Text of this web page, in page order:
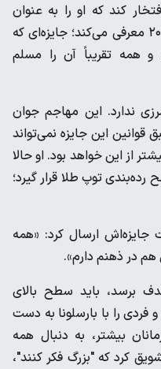
کند که او را به عنوان
بهترین بازیکن زیر ۲۱ سال سال ۲۰۲۴ معرفی می‌کند؛ جایزه‌ای که
و همه تقریباً آن را مسلم
ندارد. این مهاجم جوان
قوانین این جایزه نمی‌تواند
از این خواهد بود. او حالا
توپ طلا قرار گیرد؛
جایزه‌اش ارسال کرد: «همه
هم در ذهنم دارم».
هدف برسد، باید سطح بالای
را با بارسلونا به دست
بیشتر، به دنبال همه
کرد که "بزرگ فکر کنند"،